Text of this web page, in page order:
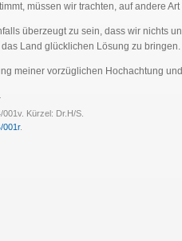
müssen wir trachten, auf andere
überzeugt zu sein, dass wir nichts
das Land glücklichen Lösung zu bringen.
meiner vorzüglichen Hochachtung
001v. Kürzel: Dr.H/S.
001r.